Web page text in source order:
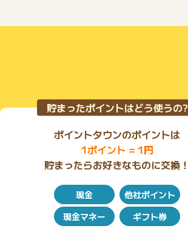
貯まったポイントはどう使うの?
ポイントタウンのポイントは
1ポイント = 1円
貯まったらお好きなものに交換！
現金
他社ポイント
現金マネー
ギフト券